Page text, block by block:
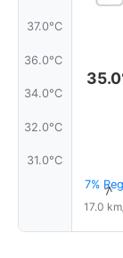
37.0°C
36.0°C
34.0°C
32.0°C
31.0°C
7%↑
17.0